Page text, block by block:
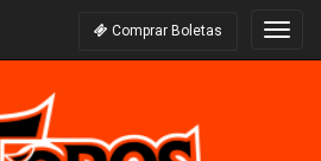
Comprar Boletas